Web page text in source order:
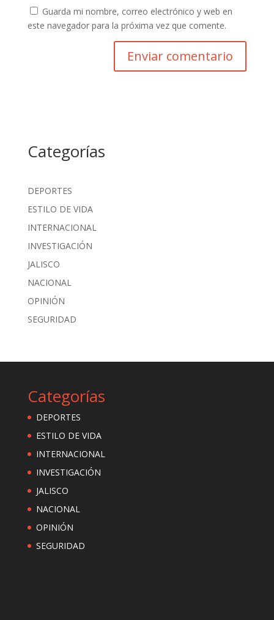
Guarda mi nombre, correo electrónico y web en
este navegador para la próxima vez que comente.
Categorías
DEPORTES
ESTILO DE VIDA
INTERNACIONAL
INVESTIGACIÓN
JALISCO
NACIONAL
OPINIÓN
SEGURIDAD
Categorías
DEPORTES
ESTILO DE VIDA
INTERNACIONAL
INVESTIGACIÓN
JALISCO
NACIONAL
OPINIÓN
SEGURIDAD